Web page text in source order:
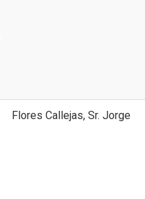
Flores Callejas, Sr. Jorge